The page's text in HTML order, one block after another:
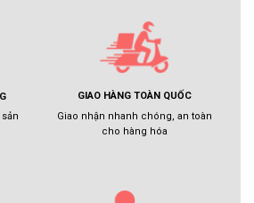
GIAO HÀNG TOÀN QUỐC
Giao nhận nhanh chóng, an toàn
cho hàng hóa